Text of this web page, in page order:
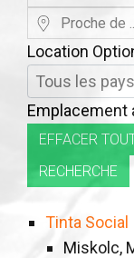
recherche
Proche
Location
Emplacement
EFFACER
RECHERCHE
Tinta Social
Miskolc,